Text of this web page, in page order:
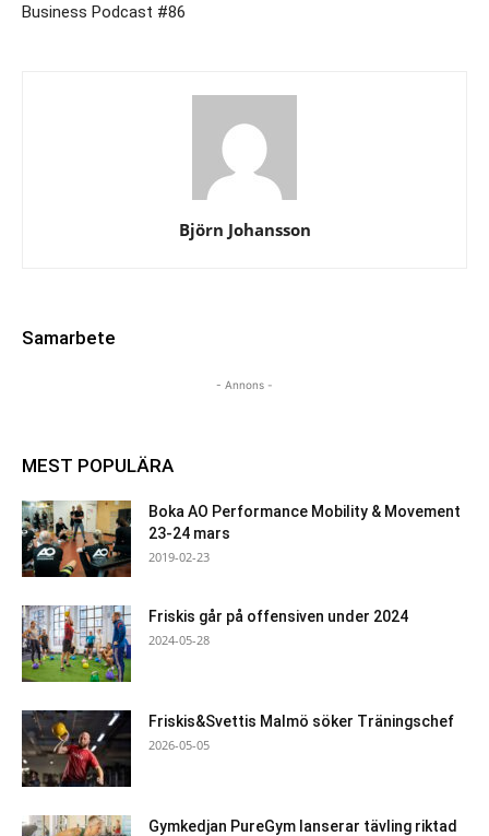
Business Podcast #86
Björn Johansson
Samarbete
- Annons -
MEST POPULÄRA
Boka AO Performance Mobility & Movement
23-24 mars
2019-02-23
Friskis går på offensiven under 2024
2024-05-28
Friskis&Svettis Malmö söker Träningschef
2026-05-05
Gymkedjan PureGym lanserar tävling riktad